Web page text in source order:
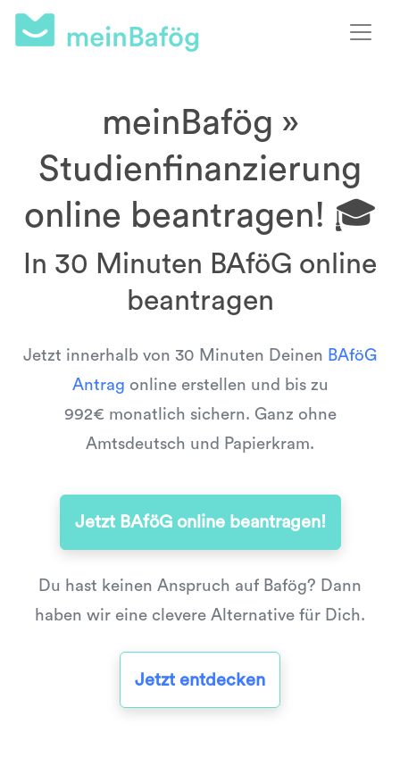
meinBafög »
Studienfinanzierung
online beantragen! 🎓
In 30 Minuten BAföG online
beantragen
Jetzt innerhalb von 30 Minuten Deinen BAföG
Antrag online erstellen und bis zu
992€ monatlich sichern. Ganz ohne
Amtsdeutsch und Papierkram.
Jetzt BAföG online beantragen!
Du hast keinen Anspruch auf Bafög? Dann
haben wir eine clevere Alternative für Dich.
Jetzt entdecken